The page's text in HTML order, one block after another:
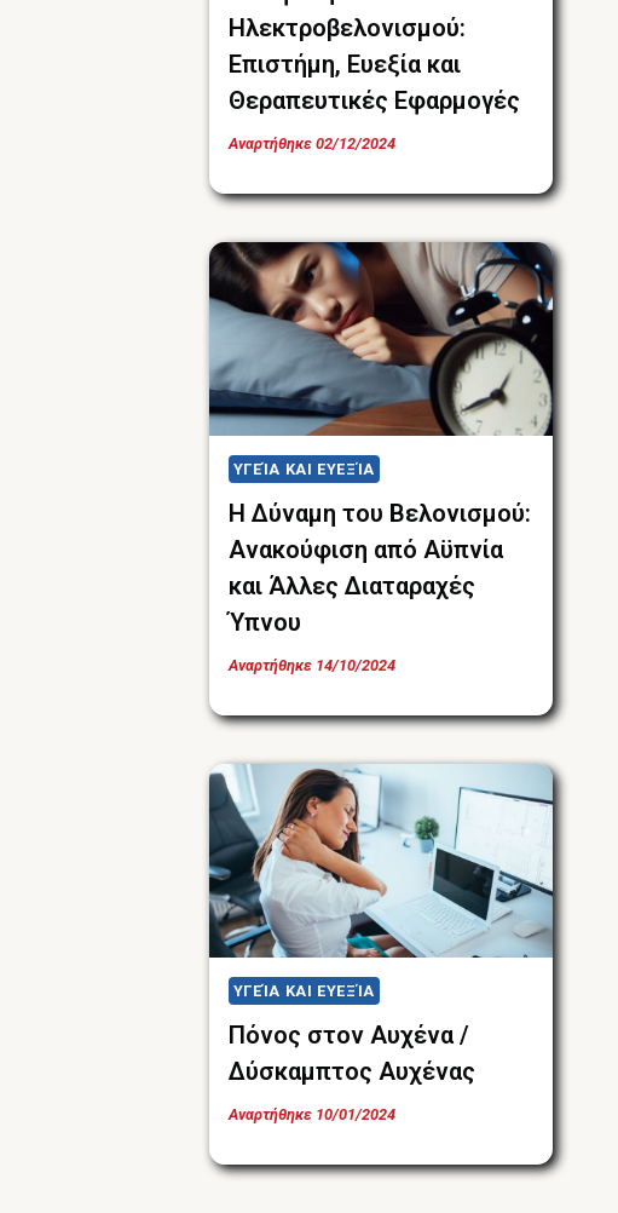
Ηλεκτροβελονισμού:
Επιστήμη, Ευεξία και
Θεραπευτικές Εφαρμογές
Αναρτήθηκε 02/12/2024
ΥΓΕΊΑ ΚΑΙ ΕΥΕΞΊΑ
Η Δύναμη του Βελονισμού:
Ανακούφιση από Αϋπνία
και Άλλες Διαταραχές
Ύπνου
Αναρτήθηκε 14/10/2024
ΥΓΕΊΑ ΚΑΙ ΕΥΕΞΊΑ
Πόνος στον Αυχένα /
Δύσκαμπτος Αυχένας
Αναρτήθηκε 10/01/2024